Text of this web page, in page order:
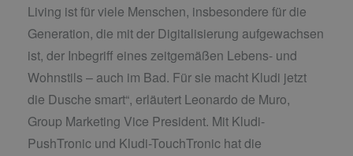
Living ist für viele Menschen, insbesondere für die
Generation, die mit der Digitalisierung aufgewachsen
ist, der Inbegriff eines zeitgemäßen Lebens- und
Wohnstils – auch im Bad. Für sie macht Kludi jetzt
die Dusche smart“, erläutert Leonardo de Muro,
Group Marketing Vice President. Mit Kludi-
PushTronic und Kludi-TouchTronic hat die